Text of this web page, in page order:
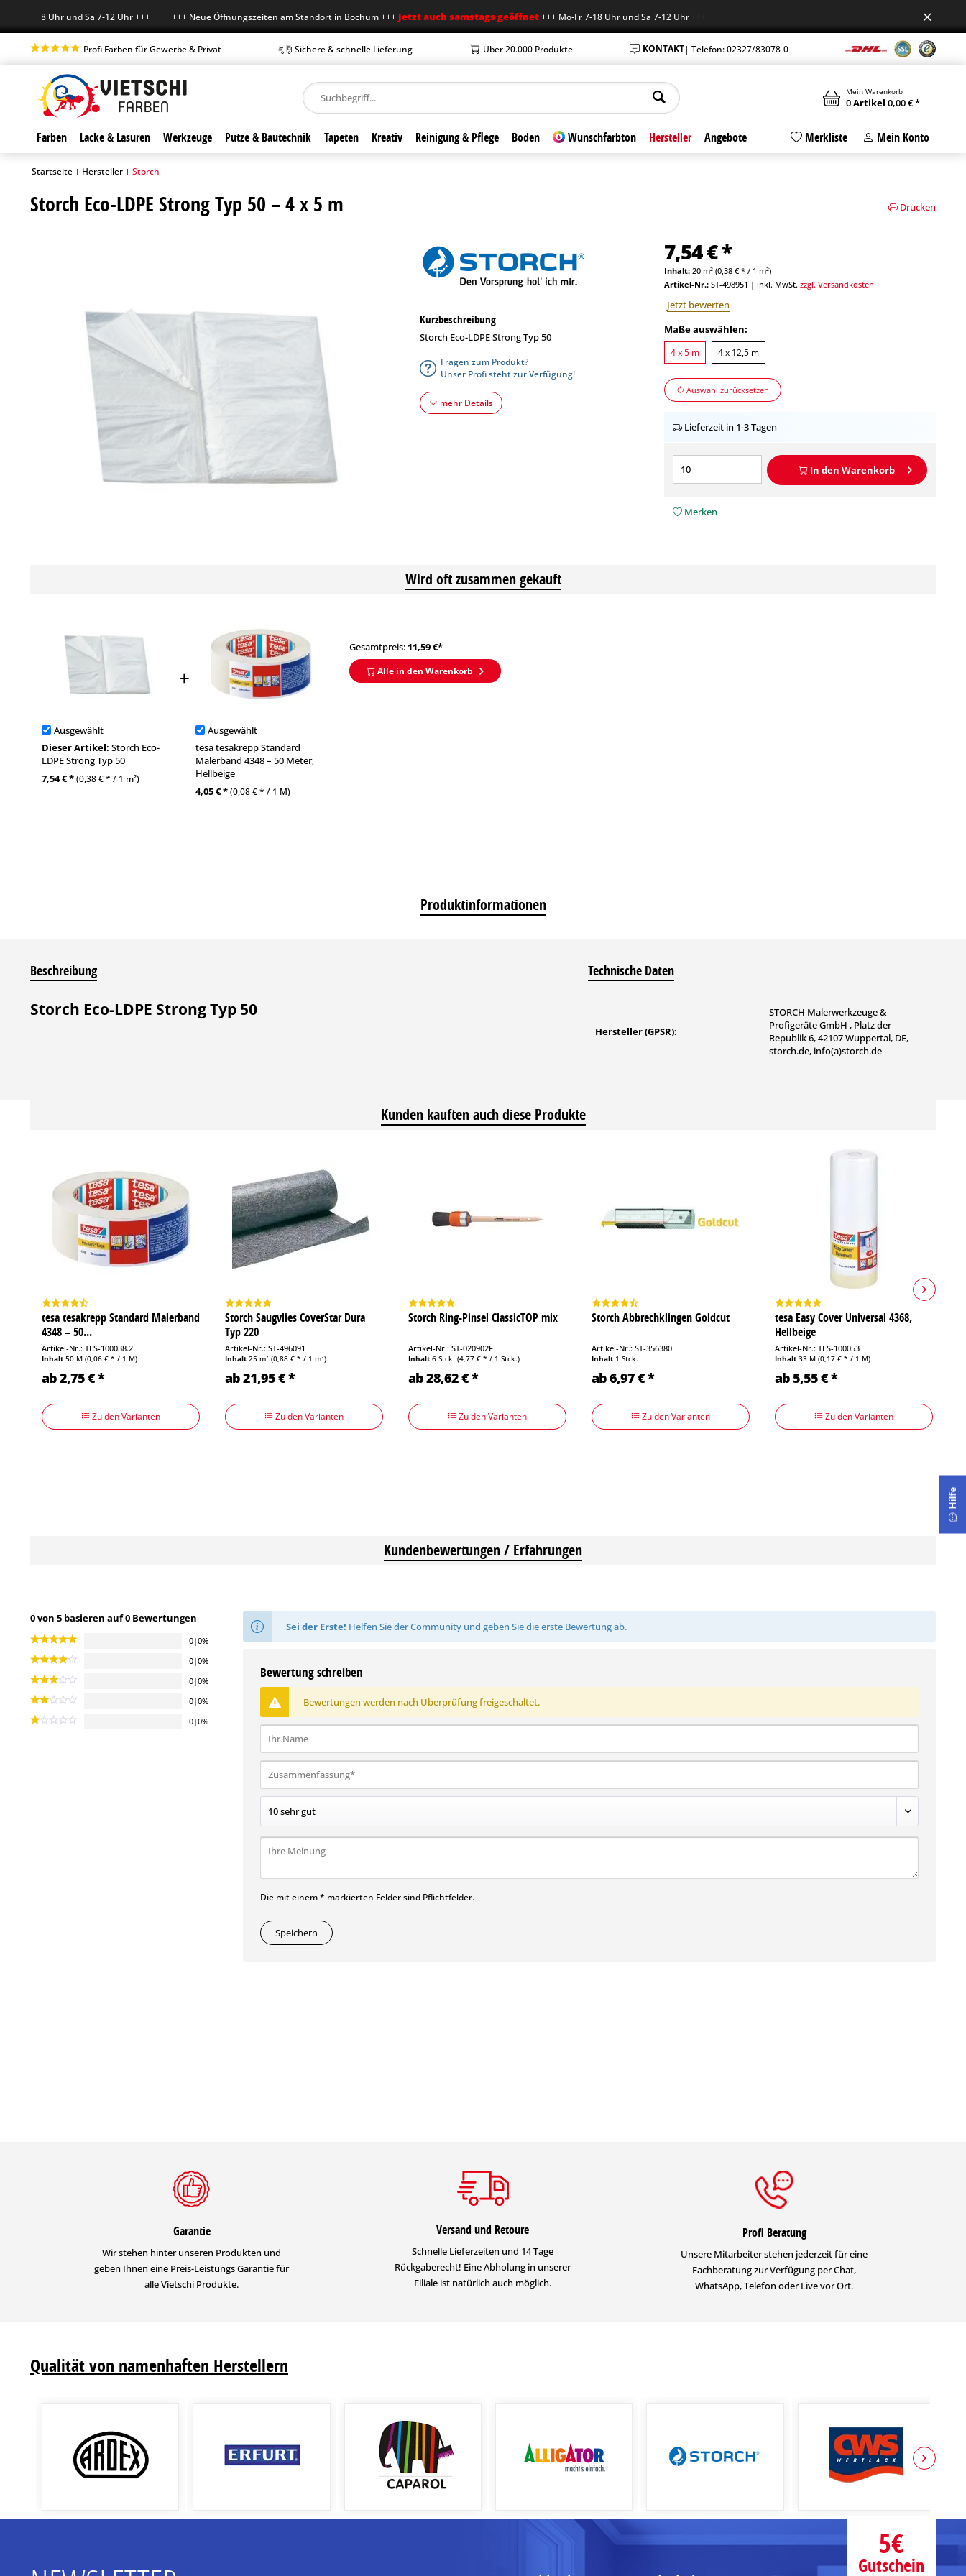
7-18 Uhr und Sa 7-12 Uhr +++ +++ Neue Öffnungszeiten am Standort in Bochum +++Jetzt auch samstags geöffnet+++ Mo-Fr 7-18 Uhr und Sa 7-12 Uhr +++
Profi Farben für Gewerbe & Privat Sichere & schnelle Lieferung Über 20.000 Produkte KONTAKT| Telefon: 02327/83078-0
Mein Warenkorb
0Artikel 0,00 € *
Farben Lacke & Lasuren Werkzeuge Putze & Bautechnik Tapeten Kreativ Reinigung & Pflege Boden Wunschfarbton Hersteller Angebote Merkliste Mein Konto
Startseite | Hersteller | Storch
Storch Eco-LDPE Strong Typ 50 – 4 x 5 m Drucken
Kurzbeschreibung
Storch Eco-LDPE Strong Typ 50
Fragen zum Produkt?
Unser Profi steht zur Verfügung!
mehr Details
7,54 € *
Inhalt: 20 m² (0,38 € * / 1 m²)
Artikel-Nr.: ST-498951 | inkl. MwSt. zzgl. Versandkosten
Jetzt bewerten
Maße auswählen:
4 x 5 m 4 x 12,5 m
Auswahl zurücksetzen
Lieferzeit in 1-3 Tagen
In den Warenkorb
Merken
Wird oft zusammen gekauft
Ausgewählt
Dieser Artikel: Storch Eco-
LDPE Strong Typ 50
7,54 € *(0,38 € * / 1 m²)
Ausgewählt
tesa tesakrepp Standard
Malerband 4348 – 50 Meter,
Hellbeige
4,05 € *(0,08 € * / 1 M)
Gesamtpreis: 11,59€*
Alle in den Warenkorb
Produktinformationen
Beschreibung
Storch Eco-LDPE Strong Typ 50
Technische Daten
Hersteller (GPSR):
STORCH Malerwerkzeuge &
Profigeräte GmbH , Platz der
Republik 6, 42107 Wuppertal, DE,
storch.de, info(a)storch.de
Kunden kauften auch diese Produkte
tesa tesakrepp Standard Malerband
4348 – 50...
Artikel-Nr.: TES-100038.2
Inhalt 50 M (0,06 € * / 1 M)
ab 2,75 € *
Zu den Varianten
Storch Saugvlies CoverStar Dura
Typ 220
Artikel-Nr.: ST-496091
Inhalt 25 m² (0,88 € * / 1 m²)
ab 21,95 € *
Zu den Varianten
Storch Ring-Pinsel ClassicTOP mix
Artikel-Nr.: ST-020902F
Inhalt 6 Stck. (4,77 € * / 1 Stck.)
ab 28,62 € *
Zu den Varianten
Storch Abbrechklingen Goldcut
Artikel-Nr.: ST-356380
Inhalt 1 Stck.
ab 6,97 € *
Zu den Varianten
tesa Easy Cover Universal 4368,
Hellbeige
Artikel-Nr.: TES-100053
Inhalt 33 M (0,17 € * / 1 M)
ab 5,55 € *
Zu den Varianten
Kundenbewertungen / Erfahrungen
0 von 5 basieren auf 0 Bewertungen
0|0%
0|0%
0|0%
0|0%
0|0%
Sei der Erste! Helfen Sie der Community und geben Sie die erste Bewertung ab.
Bewertung schreiben
Bewertungen werden nach Überprüfung freigeschaltet.
Die mit einem * markierten Felder sind Pflichtfelder.
Speichern
Garantie
Wir stehen hinter unseren Produkten und
geben Ihnen eine Preis-Leistungs Garantie für
alle Vietschi Produkte.
Versand und Retoure
Schnelle Lieferzeiten und 14 Tage
Rückgaberecht! Eine Abholung in unserer
Filiale ist natürlich auch möglich.
Profi Beratung
Unsere Mitarbeiter stehen jederzeit für eine
Fachberatung zur Verfügung per Chat,
WhatsApp, Telefon oder Live vor Ort.
Qualität von namenhaften Herstellern
5€
Gutschein
Hilfe